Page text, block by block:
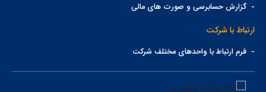
-گزارش حسابرسی و صورت های مالی
ارتباط با شرکت
-فرم ارتباط با واحدهای مختلف شرکت